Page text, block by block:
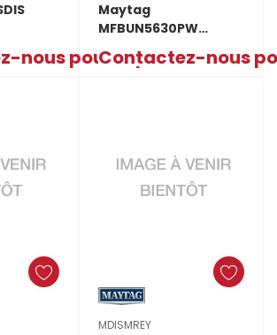
nous pour le prix
Maytag
MFBUN5630PW
MFBUN5630PW
Contactez-nous
MDISMREY